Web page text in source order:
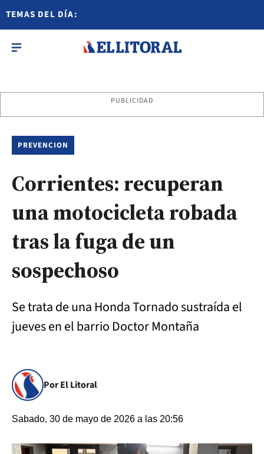
TEMAS DEL DÍA:
PUBLICIDAD
PREVENCION
Corrientes: recuperan
una motocicleta robada
tras la fuga de un
sospechoso
Se trata de una Honda Tornado sustraída el
jueves en el barrio Doctor Montaña
Por El Litoral
Sabado, 30 de mayo de 2026 a las 20:56